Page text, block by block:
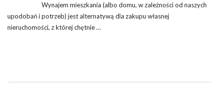
Wynajem mieszkania (albo domu, w zależności od naszych
upodobań i potrzeb) jest alternatywą dla zakupu własnej
nieruchomości, z której chętnie …